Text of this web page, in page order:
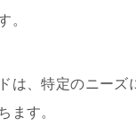
。
は、特定のニーズ
ます。